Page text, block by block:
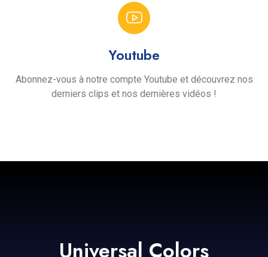
Youtube
Abonnez-vous à notre compte Youtube et découvrez nos
derniers clips et nos dernières vidéos !
Universal Colors